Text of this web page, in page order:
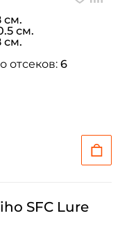
см.
см.
см.
отсеков: 6
SFC Lure